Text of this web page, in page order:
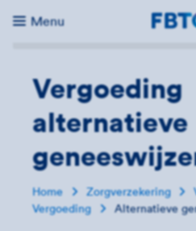
Menu
Direct naar...
Vergoeding
alternatieve
Home Zorgverzekering
Vergoeding
Alternatieve